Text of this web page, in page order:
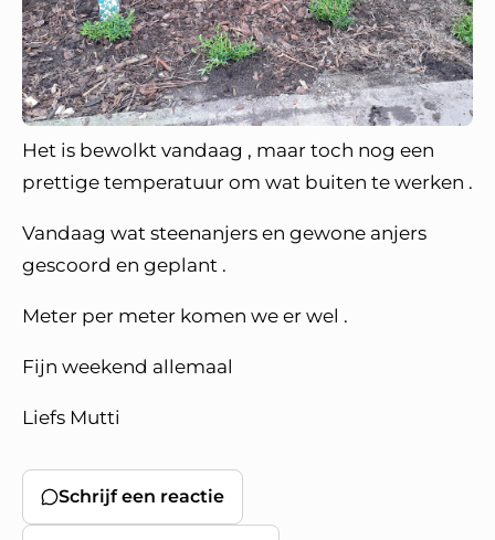
Het is bewolkt vandaag , maar toch nog een
prettige temperatuur om wat buiten te werken .
Vandaag wat steenanjers en gewone anjers
gescoord en geplant .
Meter per meter komen we er wel .
Fijn weekend allemaal
Liefs Mutti
Schrijf een reactie